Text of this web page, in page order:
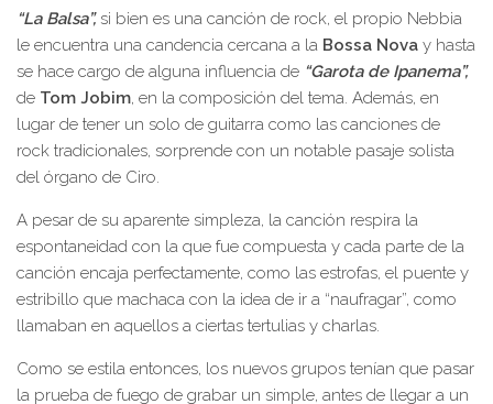
“La Balsa”,si bien es una canción de rock, el propio Nebbia
le encuentra una candencia cercana a la Bossa Nova y hasta
se hace cargo de alguna influencia de “Garota de Ipanema”,
de Tom Jobim, en la composición del tema. Además, en
lugar de tener un solo de guitarra como las canciones de
rock tradicionales, sorprende con un notable pasaje solista
del órgano de Ciro.
A pesar de su aparente simpleza, la canción respira la
espontaneidad con la que fue compuesta y cada parte de la
canción encaja perfectamente, como las estrofas, el puente y
estribillo que machaca con la idea de ir a “naufragar”, como
llamaban en aquellos a ciertas tertulias y charlas.
Como se estila entonces, los nuevos grupos tenían que pasar
la prueba de fuego de grabar un simple, antes de llegar a un